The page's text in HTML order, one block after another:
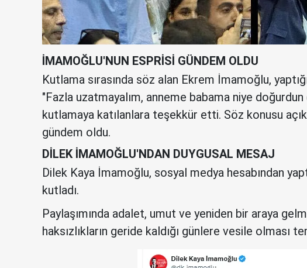
İMAMOĞLU'NUN ESPRİSİ GÜNDEM OLDU
Kutlama sırasında söz alan Ekrem İmamoğlu,
"Fazla uzatmayalım, anneme babama niye
kutlamaya katılanlara teşekkür etti. Söz konusu
gündem oldu.
DİLEK İMAMOĞLU'NDAN DUYGUSAL MESAJ
Dilek Kaya İmamoğlu, sosyal medya hesabından
kutladı.
Paylaşımında adalet, umut ve yeniden bir araya
haksızlıkların geride kaldığı günlere vesile olması